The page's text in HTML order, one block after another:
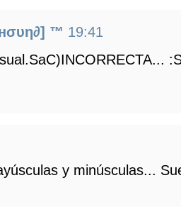
™ 19:41
y minúsculas...